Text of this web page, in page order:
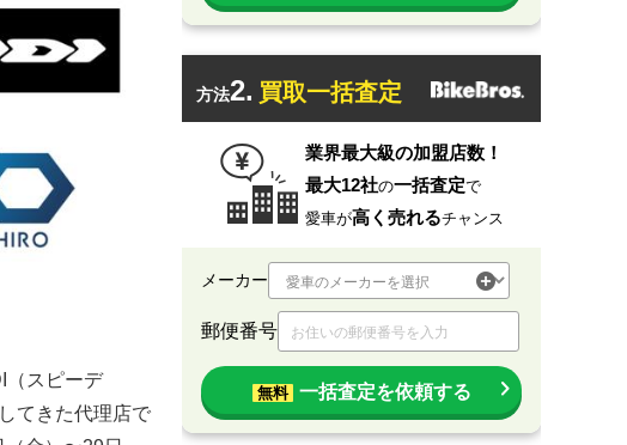
（スピーデ
てきた代理店で
方法2. 買取一括査定
業界最大級の加盟店数！
最大12社の一括査定で
愛車が高く売れるチャンス
メーカー
郵便番号
無料 一括査定を依頼する